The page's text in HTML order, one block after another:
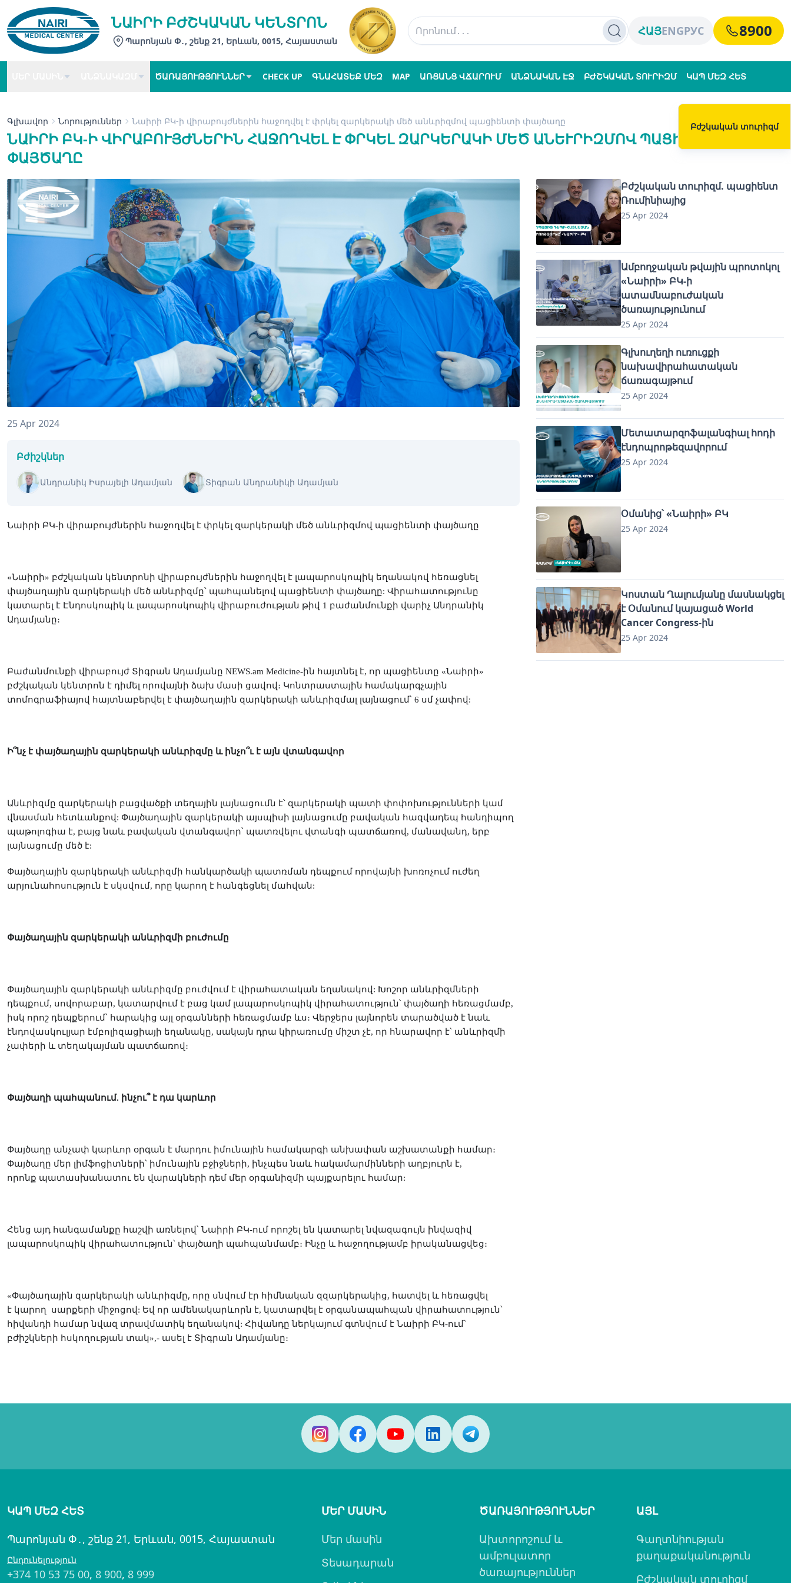
ՆԱԻՐԻ ԲԺՇԿԱԿԱՆ ԿԵՆՏՐՈՆ
Պարոնյան Փ․, շենք 21, Երևան, 0015, Հայաստան
ՀԱՅENGРУС 8900
ԾԱՌԱՅՈՒԹՅՈՒՆՆԵՐ CHECK UP ԳՆԱՀԱՏԵՔ ՄԵԶ MAP ԱՌՑԱՆՑ ՎՃԱՐՈՒՄ ԱՆՁՆԱԿԱՆ ԷՋ ԲԺՇԿԱԿԱՆ ՏՈՒՐԻԶՄ ԿԱՊ ՄԵԶ ՀԵՏ
Գլխավոր Նորություններ Նաիրի ԲԿ-ի վիրաբույժներին հաջողվել է փրկել զարկերակի մեծ անևրիզմով պացիենտի փայծաղը
ՆԱԻՐԻ ԲԿ-Ի ՎԻՐԱԲՈՒՅԺՆԵՐԻՆ ՀԱՋՈՂՎԵԼ Է ՓՐԿԵԼ ԶԱՐԿԵՐԱԿԻ ՄԵԾ ԱՆԵՒՐԻԶՄՈՎ ՊԱՑԻԵՆՏԻ Փ
ԱՅԾԱՂԸ
25 Apr 2024
Բժիշկներ
Անդրանիկ Իսրայելի Ադամյան Տիգրան Անդրանիկի Ադամյան
Նաիրի ԲԿ-ի վիրաբույժներին հաջողվել է փրկել զարկերակի մեծ անևրիզմով պացիենտի փայծաղը
«Նաիրի» բժշկական կենտրոնի վիրաբույժներին հաջողվել է լապարոսկոպիկ եղանակով հեռացնել
փայծաղային զարկերակի մեծ անևրիզմը՝ պահպանելով պացիենտի փայծաղը: Վիրահատությունը
կատարել է Էնդոսկոպիկ և լապարոսկոպիկ վիրաբուժության թիվ 1 բաժանմունքի վարիչ Անդրանիկ
Ադամյանը։
Բաժանմունքի վիրաբույժ Տիգրան Ադամյանը NEWS.am Medicine-ին հայտնել է, որ պացիենտը «Նաիրի»
բժշկական կենտրոն է դիմել որովայնի ձախ մասի ցավով։ Կոնտրաստային համակարգչային
տոմոգրաֆիայով հայտնաբերվել է փայծաղային զարկերակի անևրիզմալ լայնացում՝ 6 սմ չափով:
Ի՞նչ է փայծաղային զարկերակի անևրիզմը և ինչո՞ւ է այն վտանգավոր
Անևրիզմը զարկերակի բացվածքի տեղային լայնացումն է՝ զարկերակի պատի փոփոխությունների կամ
վնասման հետևանքով: Փայծաղային զարկերակի այսպիսի լայնացումը բավական հազվադեպ հանդիպող
պաթոլոգիա է, բայց նաև բավական վտանգավոր՝ պատռվելու վտանգի պատճառով, մանավանդ, երբ
լայնացումը մեծ է:
Փայծաղային զարկերակի անևրիզմի հանկարծակի պատռման դեպքում որովայնի խոռոչում ուժեղ
արյունահոսություն է սկսվում, որը կարող է հանգեցնել մահվան:
Փայծաղային զարկերակի անևրիզմի բուժումը
Փայծաղային զարկերակի անևրիզմը բուժվում է վիրահատական եղանակով: Խոշոր անևրիզմների
դեպքում, սովորաբար, կատարվում է բաց կամ լապարոսկոպիկ վիրահատություն՝ փայծաղի հեռացմամբ,
իսկ որոշ դեպքերում՝ հարակից այլ օրգանների հեռացմամբ ևս։ Վերջերս լայնորեն տարածված է նաև
էնդովասկուլյար էմբոլիզացիայի եղանակը, սակայն դրա կիրառումը միշտ չէ, որ հնարավոր է՝ անևրիզմի
չափերի և տեղակայման պատճառով։
Փայծաղի պահպանում. ինչու՞ է դա կարևոր
Փայծաղը անչափ կարևոր օրգան է մարդու իմունային համակարգի անխափան աշխատանքի համար։
Փայծաղը մեր լիմֆոցիտների՝ իմունային բջիջների, ինչպես նաև հակամարմինների աղբյուրն է,
որոնք պատասխանատու են վարակների դեմ մեր օրգանիզմի պայքարելու համար:
Հենց այդ հանգամանքը հաշվի առնելով՝ Նաիրի ԲԿ-ում որոշել են կատարել նվազագույն ինվազիվ
լապարոսկոպիկ վիրահատություն՝ փայծաղի պահպանմամբ։ Ինչը և հաջողությամբ իրականացվեց։
«Փայծաղային զարկերակի անևրիզմը, որը սնվում էր հիմնական զզարկերակից, հատվել և հեռացվել
է կարող սարքերի միջոցով: Եվ որ ամենակարևորն է, կատարվել է օրգանապահպան վիրահատություն՝
հիվանդի համար նվազ տրավմատիկ եղանակով: Հիվանդը ներկայում գտնվում է Նաիրի ԲԿ-ում՝
բժիշկների հսկողության տակ»,- ասել է Տիգրան Ադամյանը։
Բժշկական տուրիզմ. պացիենտ
Ռումինիայից
25 Apr 2024
Ամբողջական թվային պրոտոկոլ
«Նաիրի» ԲԿ-ի
ատամնաբուժական
ծառայությունում
25 Apr 2024
Գլխուղեղի ուռուցքի
նախավիրահատական
ճառագայթում
25 Apr 2024
Մետատարզոֆալանգիալ հոդի
էնդոպրոթեզավորում
25 Apr 2024
Օմանից՝ «Նաիրի» ԲԿ
25 Apr 2024
Կոստան Ղալումյանը մասնակցել
է Օմանում կայացած World
Cancer Congress-ին
25 Apr 2024
ԿԱՊ ՄԵԶ ՀԵՏ
Պարոնյան Փ․, շենք 21, Երևան, 0015, Հայաստան
Ընդունելություն
+374 10 53 75 00, 8 900, 8 999
ՄԵՐ ՄԱՍԻՆ
Մեր մասին
Տեսադարան
ԾԱՌԱՅՈՒԹՅՈՒՆՆԵՐ
Ախտորոշում և
ամբուլատոր
ծառայություններ
ԱՅԼ
Գաղտնիության
քաղաքականություն
Բժշկական տուրիզմ
Բժշկական տուրիզմ